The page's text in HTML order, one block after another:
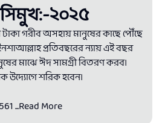
২০২৫
গরীব অসহায় মানুষের কাছে পৌঁছে
প্রতিবছরের ন্যায় এই বছর
মাঝে ঈদ সামগ্রী বিতরণ করব।
উদ্যোগে শরিক হবেন।
...Read More